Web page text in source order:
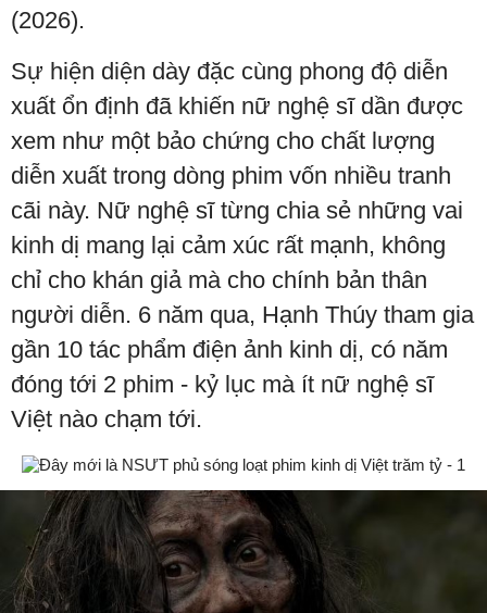
(2026).
Sự hiện diện dày đặc cùng phong độ diễn
xuất ổn định đã khiến nữ nghệ sĩ dần được
xem như một bảo chứng cho chất lượng
diễn xuất trong dòng phim vốn nhiều tranh
cãi này. Nữ nghệ sĩ từng chia sẻ những vai
kinh dị mang lại cảm xúc rất mạnh, không
chỉ cho khán giả mà cho chính bản thân
người diễn. 6 năm qua, Hạnh Thúy tham gia
gần 10 tác phẩm điện ảnh kinh dị, có năm
đóng tới 2 phim - kỷ lục mà ít nữ nghệ sĩ
Việt nào chạm tới.